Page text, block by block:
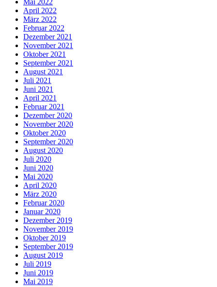
April 2022
März 2022
Februar 2022
Dezember 2021
November 2021
Oktober 2021
September 2021
August 2021
Juli 2021
Juni 2021
April 2021
Februar 2021
Dezember 2020
November 2020
Oktober 2020
September 2020
August 2020
Juli 2020
Juni 2020
Mai 2020
April 2020
März 2020
Februar 2020
Januar 2020
Dezember 2019
November 2019
Oktober 2019
September 2019
August 2019
Juli 2019
Juni 2019
Mai 2019